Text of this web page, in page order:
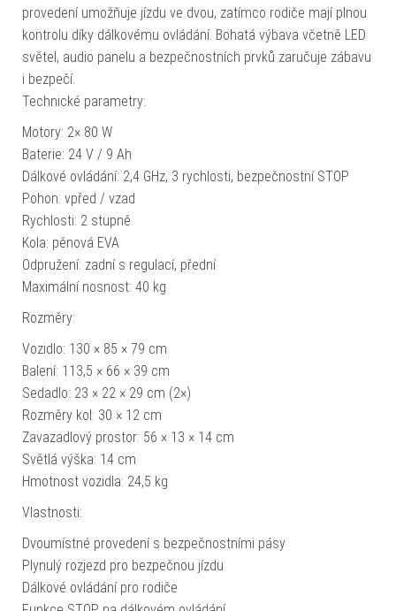
provedení umožňuje jízdu ve dvou, zatímco rodiče mají plnou
kontrolu díky dálkovému ovládání. Bohatá výbava včetně LED
světel, audio panelu a bezpečnostních prvků zaručuje zábavu
i bezpečí.
Technické parametry:
Motory: 2× 80 W
Baterie: 24 V / 9 Ah
Dálkové ovládání: 2,4 GHz, 3 rychlosti, bezpečnostní STOP
Pohon: vpřed / vzad
Rychlosti: 2 stupně
Kola: pěnová EVA
Odpružení: zadní s regulací, přední
Maximální nosnost: 40 kg
Rozměry:
Vozidlo: 130 × 85 × 79 cm
Balení: 113,5 × 66 × 39 cm
Sedadlo: 23 × 22 × 29 cm (2×)
Rozměry kol: 30 × 12 cm
Zavazadlový prostor: 56 × 13 × 14 cm
Světlá výška: 14 cm
Hmotnost vozidla: 24,5 kg
Vlastnosti:
Dvoumístné provedení s bezpečnostními pásy
Plynulý rozjezd pro bezpečnou jízdu
Dálkové ovládání pro rodiče